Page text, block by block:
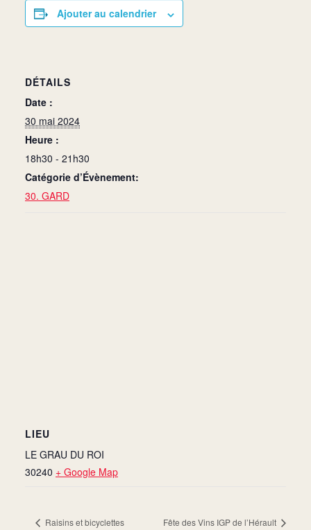
Ajouter au calendrier
DÉTAILS
Date :
30 mai 2024
Heure :
18h30 - 21h30
Catégorie d’Évènement:
30. GARD
LIEU
LE GRAU DU ROI
30240 + Google Map
Raisins et bicyclettes Fête des Vins IGP de l’Hérault